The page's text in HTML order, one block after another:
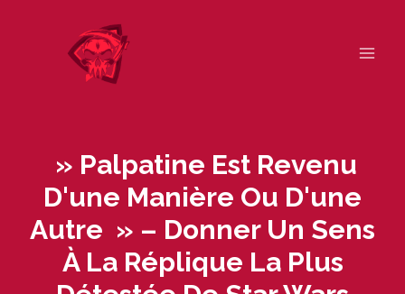
» Palpatine Est Revenu
D'une Manière Ou D'une
Autre » – Donner Un Sens
À La Réplique La Plus